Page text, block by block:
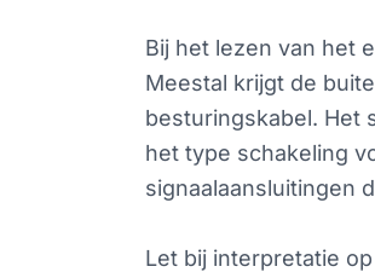
Bij het lezen van het
Meestal krijgt de
besturingskabel. Het
het type schakeling
signaalaansluitingen
Let bij interpretatie